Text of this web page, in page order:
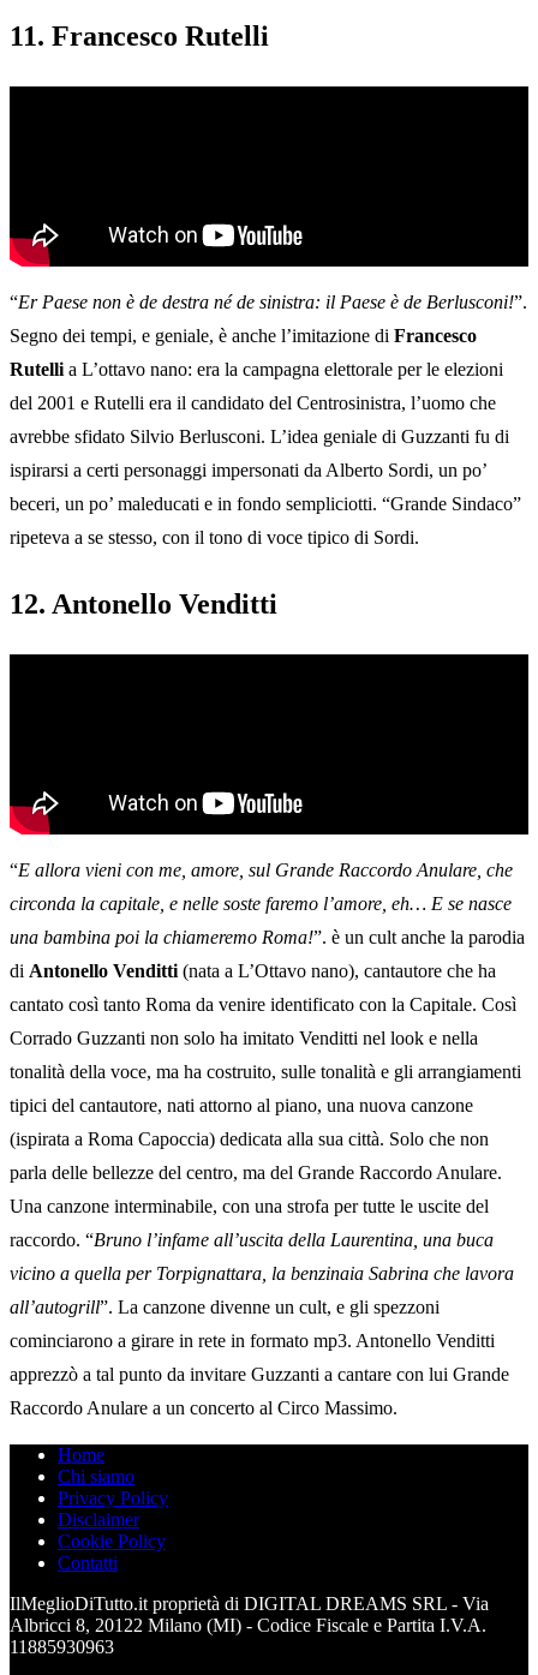
11. Francesco Rutelli
“Er Paese non è de destra né de sinistra: il Paese è de Berlusconi!”.
Segno dei tempi, e geniale, è anche l’imitazione di Francesco
Rutelli a L’ottavo nano: era la campagna elettorale per le elezioni
del 2001 e Rutelli era il candidato del Centrosinistra, l’uomo che
avrebbe sfidato Silvio Berlusconi. L’idea geniale di Guzzanti fu di
ispirarsi a certi personaggi impersonati da Alberto Sordi, un po’
beceri, un po’ maleducati e in fondo sempliciotti. “Grande Sindaco”
ripeteva a se stesso, con il tono di voce tipico di Sordi.
12. Antonello Venditti
“E allora vieni con me, amore, sul Grande Raccordo Anulare, che
circonda la capitale, e nelle soste faremo l’amore, eh… E se nasce
una bambina poi la chiameremo Roma!”. è un cult anche la parodia
di Antonello Venditti (nata a L’Ottavo nano), cantautore che ha
cantato così tanto Roma da venire identificato con la Capitale. Così
Corrado Guzzanti non solo ha imitato Venditti nel look e nella
tonalità della voce, ma ha costruito, sulle tonalità e gli arrangiamenti
tipici del cantautore, nati attorno al piano, una nuova canzone
(ispirata a Roma Capoccia) dedicata alla sua città. Solo che non
parla delle bellezze del centro, ma del Grande Raccordo Anulare.
Una canzone interminabile, con una strofa per tutte le uscite del
raccordo. “Bruno l’infame all’uscita della Laurentina, una buca
vicino a quella per Torpignattara, la benzinaia Sabrina che lavora
all’autogrill”. La canzone divenne un cult, e gli spezzoni
cominciarono a girare in rete in formato mp3. Antonello Venditti
apprezzò a tal punto da invitare Guzzanti a cantare con lui Grande
Raccordo Anulare a un concerto al Circo Massimo.
Home
Chi siamo
Privacy Policy
Disclaimer
Cookie Policy
Contatti
IlMeglioDiTutto.it proprietà di DIGITAL DREAMS SRL - Via
Albricci 8, 20122 Milano (MI) - Codice Fiscale e Partita I.V.A.
11885930963